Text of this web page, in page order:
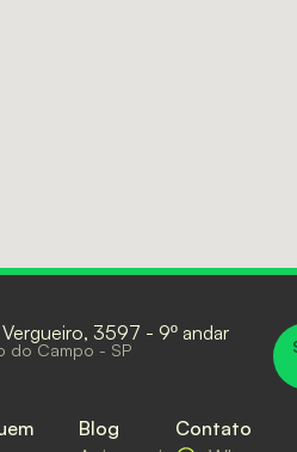
3597 - 9º andar
do Campo - SP
Blog
Contato